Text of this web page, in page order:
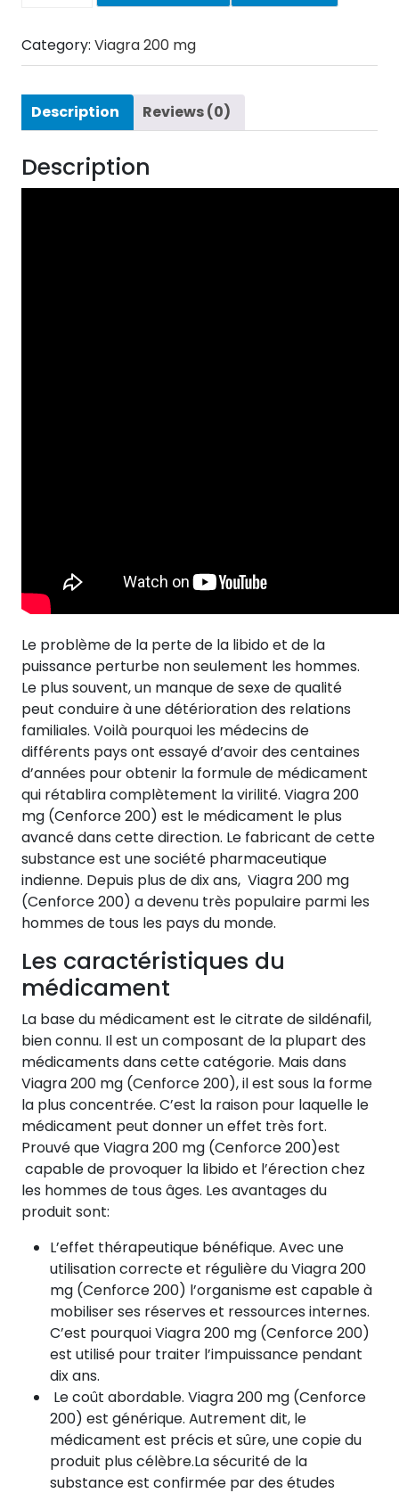
60
comprimés
Category: Viagra 200 mg
Description Reviews (0)
Description
Le problème de la perte de la libido et de la
puissance perturbe non seulement les hommes.
Le plus souvent, un manque de sexe de qualité
peut conduire à une détérioration des relations
familiales. Voilà pourquoi les médecins de
différents pays ont essayé d’avoir des centaines
d’années pour obtenir la formule de médicament
qui rétablira complètement la virilité. Viagra 200
mg (Cenforce 200) est le médicament le plus
avancé dans cette direction. Le fabricant de cette
substance est une société pharmaceutique
indienne. Depuis plus de dix ans, Viagra 200 mg
(Cenforce 200) a devenu très populaire parmi les
hommes de tous les pays du monde.
Les caractéristiques du
médicament
La base du médicament est le citrate de sildénafil,
bien connu. Il est un composant de la plupart des
médicaments dans cette catégorie. Mais dans
Viagra 200 mg (Cenforce 200), il est sous la forme
la plus concentrée. C’est la raison pour laquelle le
médicament peut donner un effet très fort.
Prouvé que Viagra 200 mg (Cenforce 200)est
capable de provoquer la libido et l’érection chez
les hommes de tous âges. Les avantages du
produit sont:
L’effet thérapeutique bénéfique. Avec une
utilisation correcte et régulière du Viagra 200
mg (Cenforce 200) l’organisme est capable à
mobiliser ses réserves et ressources internes.
C’est pourquoi Viagra 200 mg (Cenforce 200)
est utilisé pour traiter l’impuissance pendant
dix ans.
Le coût abordable. Viagra 200 mg (Cenforce
200) est générique. Autrement dit, le
médicament est précis et sûre, une copie du
produit plus célèbre.La sécurité de la
substance est confirmée par des études